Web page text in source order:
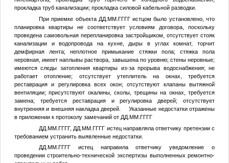
прокладка труб канализации; прокладка силовой кабельной разводки.
При приемке объекта ДД.ММ.ГГГГистцом было установлено, что
планировка квартиры не соответствует условиям договора, поскольку
проведена самовольная перепланировка застройщиком, отсутствует стояк
канализации и водопровода на кухне, дыры в углах комнат, торчит
демфирная лента; неплотное примыкание стяжки пола; стяжка пола
неровная, имеет наплывы раствора, завышена по уровню; стены неровные;
имеются следы затопления квартиры из-за прорыва водоснабжения; не
работает отопление; отсутствует утеплитель на окнах, требуется
реставрация и регулировка всех окон; отсутствуют клапаны вытяжной
вентиляции; присутствуют окалины, сколы, трещины на окнах, требуется
замена; требуется реставрация и регулировка дверей; отсутствует
внутренняя и внешняя накладка дверей. Указанные недостатки отражены
в приложении к протоколу замечаний от ДД.ММ.ГГГГ
ДД.ММ.ГГГГ, ДД.ММ.ГГГГ истец направляла ответчику претензии с
требованием устранить выявленные недостатки.
ДД.ММ.ГГГГистец направила ответчику уведомление о
проведении строительно-технической экспертизы выполненных ремонтно-